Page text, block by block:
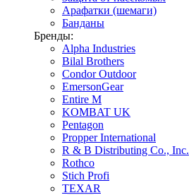
Арафатки (шемаги)
Банданы
Бренды:
Alpha Industries
Bilal Brothers
Condor Outdoor
EmersonGear
Entire M
KOMBAT UK
Pentagon
Propper International
R & B Distributing Co., Inc.
Rothco
Stich Profi
TEXAR